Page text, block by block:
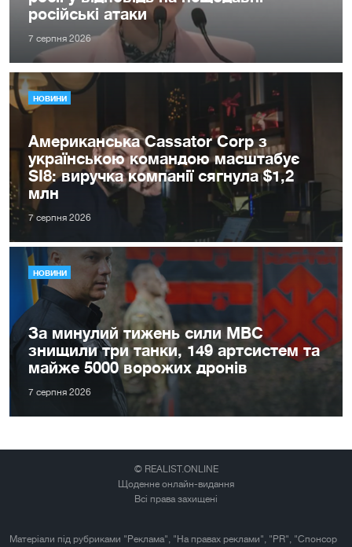
російські атаки
7 серпня 2026
НОВИНИ
Американська Cassator Corp з
українською командою масштабує
SI8: виручка компанії сягнула $1,2
млн
7 серпня 2026
НОВИНИ
За минулий тижень сили МВС
знищили три танки, 149 артсистем та
майже 5000 ворожих дронів
7 серпня 2026
© REALIST.ONLINE
Щоденне онлайн-видання
Всі права захищені
Матеріали під рубриками "Реклама", "На правах реклами", "PR", "Спонсор